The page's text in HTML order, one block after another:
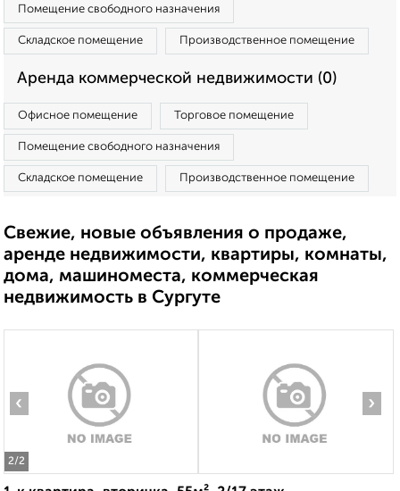
Помещение свободного назначения
Складское помещение Производственное помещение
Аренда коммерческой недвижимости (0)
Офисное помещение Торговое помещение
Помещение свободного назначения
Складское помещение Производственное помещение
Свежие, новые объявления о продаже,
аренде недвижимости, квартиры, комнаты,
дома, машиноместа, коммерческая
недвижимость в Сургуте
2/2
‹ ›